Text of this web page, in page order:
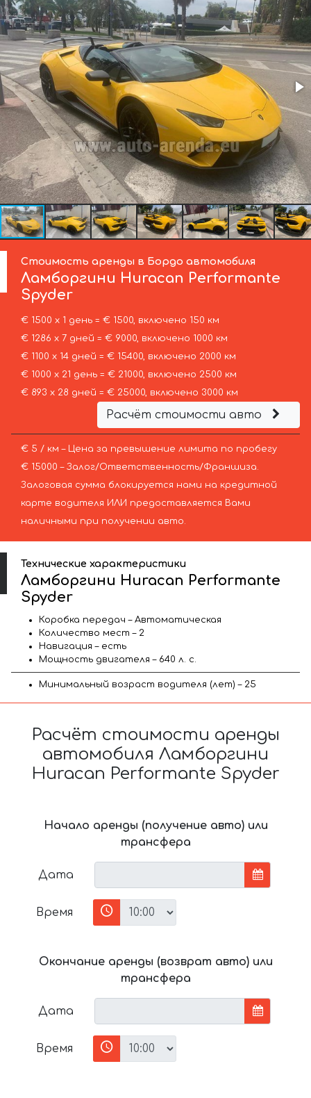
Стоимость аренды в Бордо автомобиля
Ламборгини Huracan Performante
Spyder
€ 1500 х 1 день = € 1500, включено 150 км
€ 1286 х 7 дней = € 9000, включено 1000 км
€ 1100 х 14 дней = € 15400, включено 2000 км
€ 1000 х 21 день = € 21000, включено 2500 км
€ 893 х 28 дней = € 25000, включено 3000 км
Расчёт стоимости авто
€ 5 / км – Цена за превышение лимита по пробегу
€ 15000 – Залог/Ответственность/Франшиза.
Залоговая сумма блокируется нами на кредитной
карте водителя ИЛИ предоставляется Вами
наличными при получении авто.
Технические характеристики
Ламборгини Huracan Performante
Spyder
Коробка передач – Автоматическая
Количество мест – 2
Навигация – есть
Мощность двигателя – 640 л. с.
Минимальный возраст водителя (лет) – 25
Расчёт стоимости аренды
автомобиля Ламборгини
Huracan Performante Spyder
Начало аренды (получение авто) или
трансфера
Дата
Время
Окончание аренды (возврат авто) или
трансфера
Дата
Время